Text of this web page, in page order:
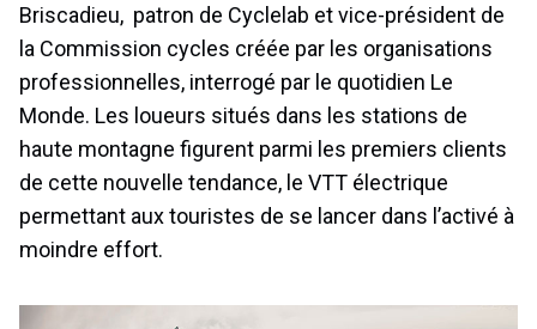
Briscadieu, patron de Cyclelab et vice-président de
la Commission cycles créée par les organisations
professionnelles, interrogé par le quotidien Le
Monde. Les loueurs situés dans les stations de
haute montagne figurent parmi les premiers clients
de cette nouvelle tendance, le VTT électrique
permettant aux touristes de se lancer dans l’activé à
moindre effort.